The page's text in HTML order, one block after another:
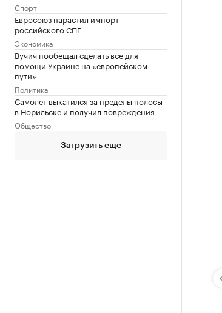
Спорт
Евросоюз нарастил импорт
российского СПГ
Экономика
Вучич пообещал сделать все для
помощи Украине на «европейском
пути»
Политика
Самолет выкатился за пределы полосы
в Норильске и получил повреждения
Общество
Загрузить еще